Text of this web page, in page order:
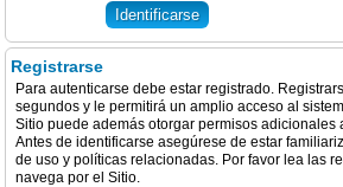
Registrarse
Para autenticarse debe estar registrado.
segundos y le permitirá un amplio acceso al
Sitio puede además otorgar permisos adicionales
Antes de identificarse asegúrese de estar
de uso y políticas relacionadas. Por favor lea las
navega por el Sitio.